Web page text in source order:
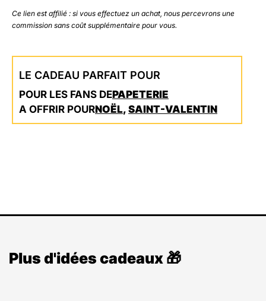
Ce lien est affilié : si vous effectuez un achat, nous percevrons une
commission sans coût supplémentaire pour vous.
LE CADEAU PARFAIT POUR
POUR LES FANS DEPAPETERIE
A OFFRIR POURNOËL, SAINT-VALENTIN
Plus d'idées cadeaux 🎁